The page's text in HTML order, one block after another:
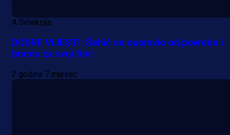
A Selekcija
DOBRE VIJESTI: Šehić se oporavio od povrede i
branio za svoj tim!
2 godina 7 mjesec